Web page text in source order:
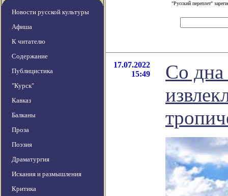
Новости русской культуры
Афиша
К читателю
Содержание
Публицистика
"Курск"
Кавказ
Балканы
Проза
Поэзия
Драматургия
Искания и размышления
Критика
"Русский переплет"
17.07.2022
15:49
Со дна